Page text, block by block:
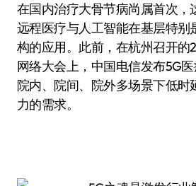
在国内治疗大骨节病尚属首次，
远程医疗与人工智能在基层特别
构的应用。此前，在杭州召开的
网络大会上，中国电信发布5G
院内、院间、院外多场景下低时
力的需求。